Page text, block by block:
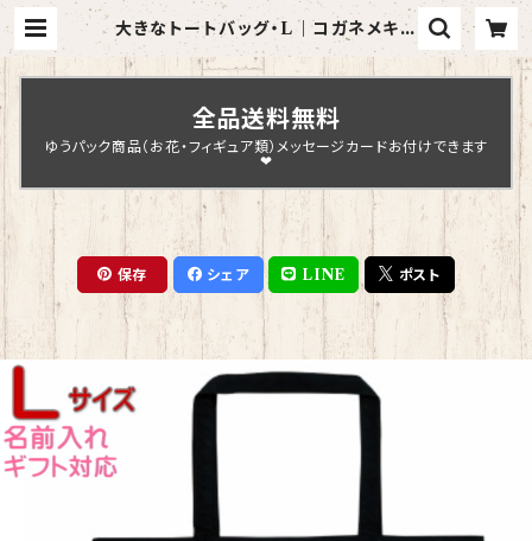
大きなトートバッグ・L｜コガネメキシ
コインコ（ブラック）【型番 BL-93】K
YAPIArt きゃぴあーと | Chopin
Design
全品送料無料
ゆうパック商品（お花・フィギュア類）メッセージカードお付けできます
❤
保存 シェア LINE ポスト